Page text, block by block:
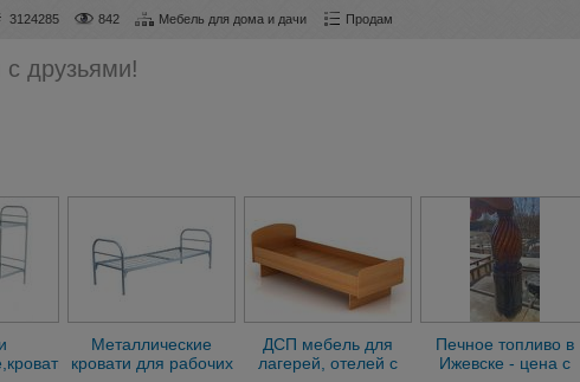
3124285 842 Мебель для дома и дачи Продам
друзьями!
Металлические
кровати для рабочих
ДСП мебель для
лагерей, отелей с
Печное топливо в
Ижевске - цена с